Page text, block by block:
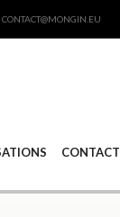
CONTACT@MONGIN.EU
CONTACT